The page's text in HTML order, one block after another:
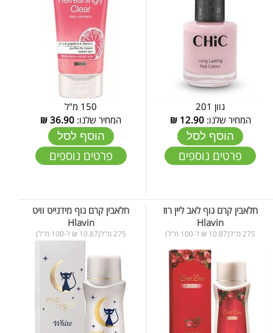
גוון 201
המחיר שלנו:12.90
₪
הוסף לסל
פרטים נוספים
150 מ"ל
המחיר שלנו: 36.90
₪
הוסף לסל
פרטים נוספים
חלאבין קרם גוף לאב ליין רוז
Hlavin
275 מ"ל(10.87 ₪ ל-100 מ"ל)
חלאבין קרם גוף מידנייט וויט
Hlavin
275 מ"ל(10.87 ₪ ל-100 מ"ל)